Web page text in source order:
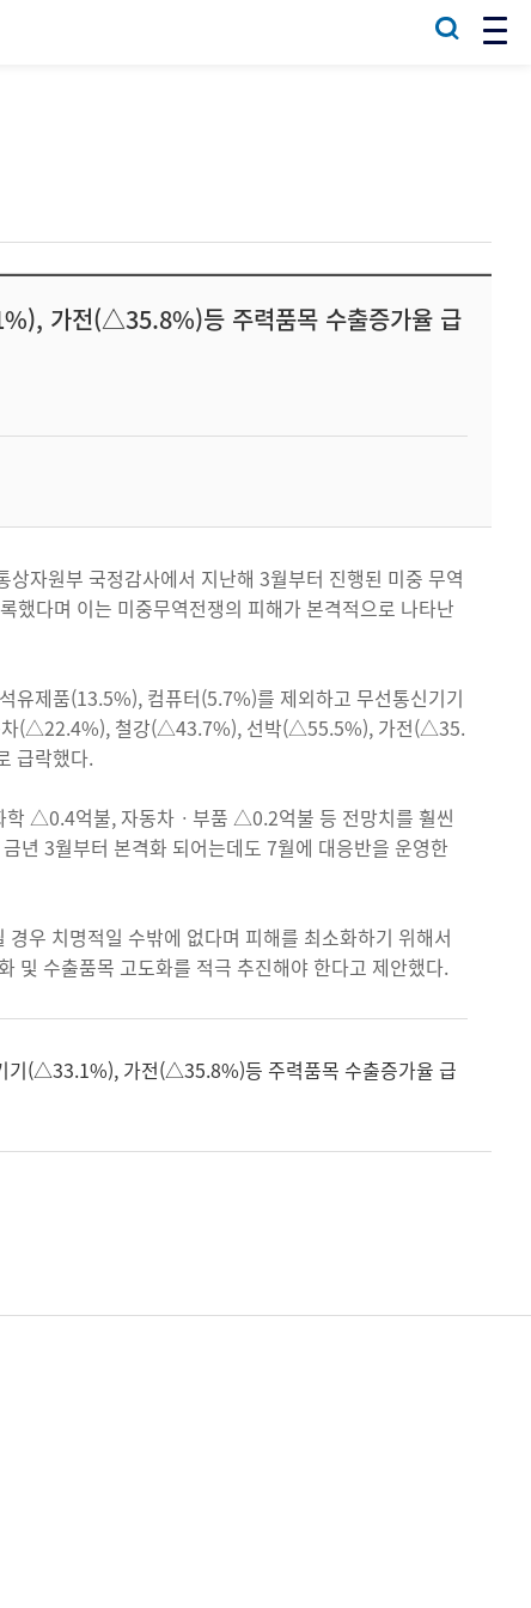
가전(△35.8%)등 주력품목 수출증가율 급
자원부 국정감사에서 지난해 3월부터 진행된 미중 무역
했다며 이는 미중무역전쟁의 피해가 본격적으로 나타난
유제품(13.5%), 컴퓨터(5.7%)를 제외하고 무선통신기기
(△22.4%), 철강(△43.7%), 선박(△55.5%), 가전(△35.
급락했다.
△0.4억불, 자동차ㆍ부품 △0.2억불 등 전망치를 훨씬
년 3월부터 본격화 되어는데도 7월에 대응반을 운영한
우 치명적일 수밖에 없다며 피해를 최소화하기 위해서
및 수출품목 고도화를 적극 추진해야 한다고 제안했다.
기(△33.1%), 가전(△35.8%)등 주력품목 수출증가율 급